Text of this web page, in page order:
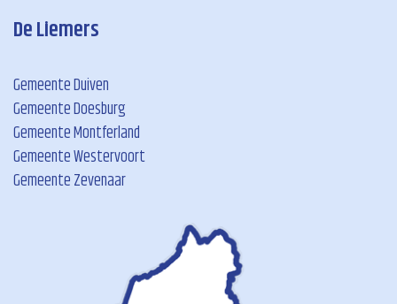
De Liemers
Gemeente Duiven
Gemeente Doesburg
Gemeente Montferland
Gemeente Westervoort
Gemeente Zevenaar